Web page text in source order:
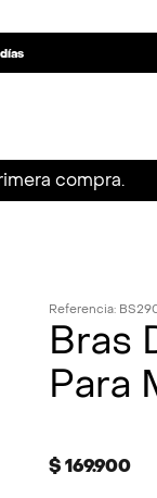
compra.
Referencia:
Bras
Para
$ 169.900